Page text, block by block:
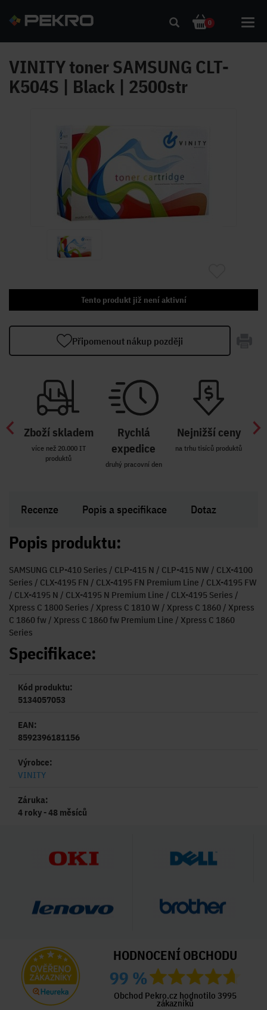
0
VINITY toner SAMSUNG CLT-
K504S | Black | 2500str
Tento produkt již není aktivní
Připomenout nákup později
Zboží skladem
více než 20.000 IT
produktů
Rychlá
expedice
druhý pracovní den
Nejnižší ceny
na trhu tisíců produktů
Recenze Popis a specifikace Dotaz
Popis produktu:
SAMSUNG CLP-410 Series / CLP-415 N / CLP-415 NW / CLX-4100
Series / CLX-4195 FN / CLX-4195 FN Premium Line / CLX-4195 FW
/ CLX-4195 N / CLX-4195 N Premium Line / CLX-4195 Series /
Xpress C 1800 Series / Xpress C 1810 W / Xpress C 1860 / Xpress
C 1860 fw / Xpress C 1860 fw Premium Line / Xpress C 1860
Series
Specifikace:
Kód produktu:
5134057053
EAN:
8592396181156
Výrobce:
VINITY
Záruka:
4 roky - 48 měsíců
HODNOCENÍ OBCHODU
99 %
Obchod Pekro.cz hodnotilo 3995
zákazníků